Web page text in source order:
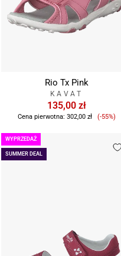
Rio Tx Pink
KAVAT
135,00 zł
Cena pierwotna: 302,00 zł
Cena
(-55%)
SUMMER DEAL
WYPRZEDAŻ